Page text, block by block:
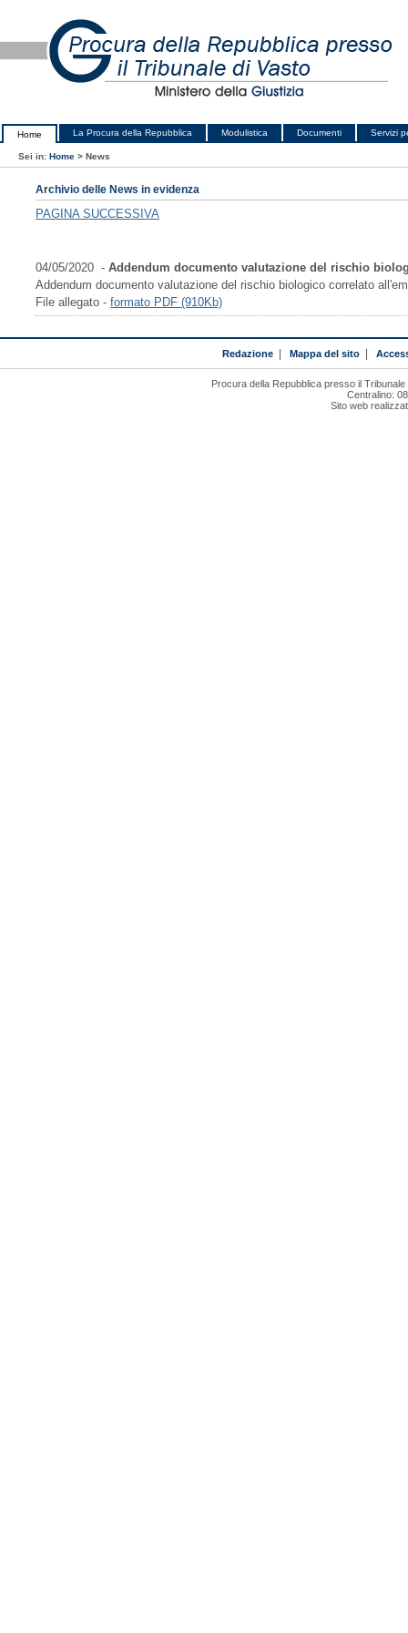
Home La Procura della Repubblica Modulistica Documenti Servizi
Sei in: Home > News
Archivio delle News in evidenza
PAGINA SUCCESSIVA
04/05/2020 -Addendum documento valutazione del rischio
Addendum documento valutazione del rischio biologico correlato
File allegato -formato PDF (910Kb)
Redazione Mappa del sito
Procura della Repubblica presso il
Centralino:
Sito web